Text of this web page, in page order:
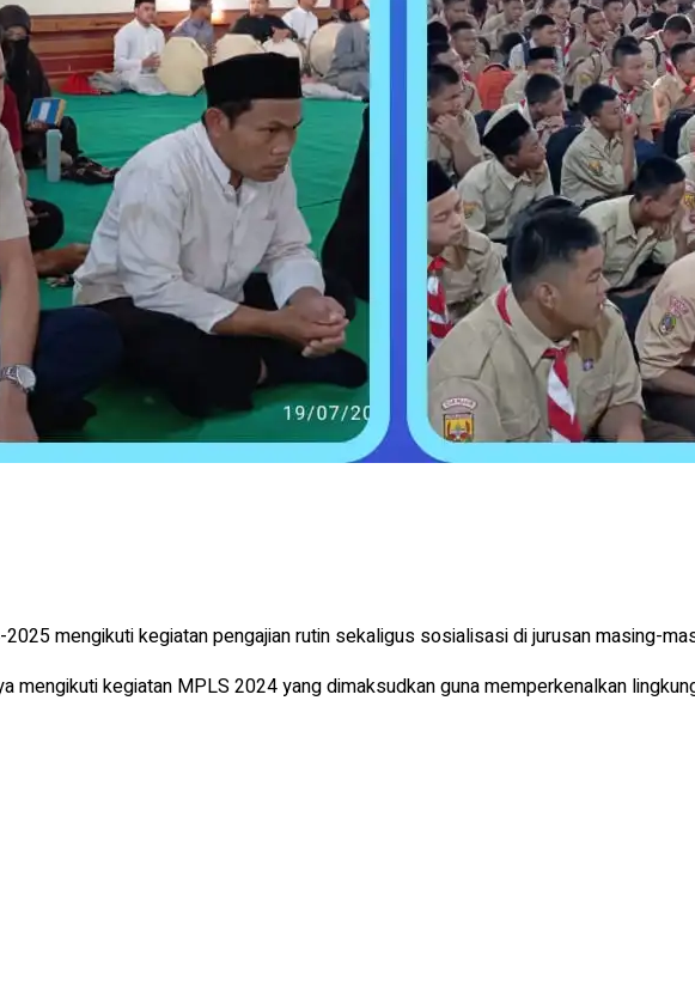
mengikuti kegiatan pengajian rutin sekaligus sosialisasi di jurusan masing-
mengikuti kegiatan MPLS 2024 yang dimaksudkan guna memperkenalkan